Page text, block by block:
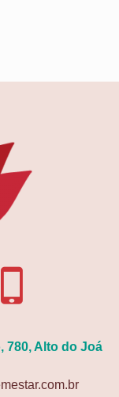
780, Alto do Joá